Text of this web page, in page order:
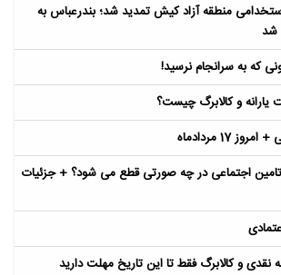
منطقه آزاد کیش تمدید شد؛ بندرعباس به
شد
که به سرانجام نرسید!
و کالابرگ چیست؟
17 مردادماه
اجتماعی در چه صورتی قطع می شود؟ + جزئیات
نقدی و کالابرگ فقط تا این تاریخ مهلت دارید